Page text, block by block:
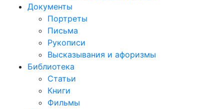
Документы
Портреты
Письма
Рукописи
Высказывания и афоризмы
Библиотека
Статьи
Книги
Фильмы